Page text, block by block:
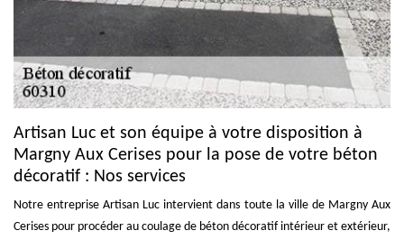
Artisan Luc et son équipe à votre disposition à
Margny Aux Cerises pour la pose de votre béton
décoratif : Nos services
Notre entreprise Artisan Luc intervient dans toute la ville de Margny Aux
Cerises pour procéder au coulage de béton décoratif intérieur et extérieur,